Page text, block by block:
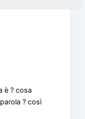
è ? cosa
? così